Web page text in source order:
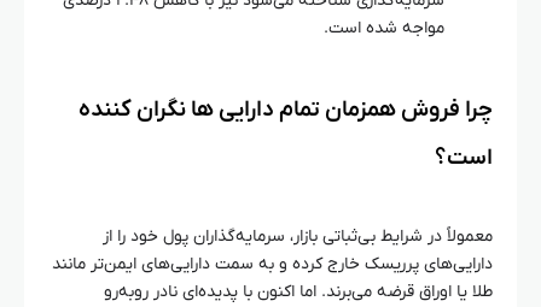
مواجه شده است.
چرا فروش همزمان تمام دارایی‌ ها نگران‌ کننده
است؟
معمولاً در شرایط بی‌ثباتی بازار، سرمایه‌گذاران پول خود را از
دارایی‌های پرریسک خارج کرده و به سمت دارایی‌های ایمن‌تر مانند
طلا یا اوراق قرضه می‌برند. اما اکنون با پدیده‌ای نادر روبه‌رو